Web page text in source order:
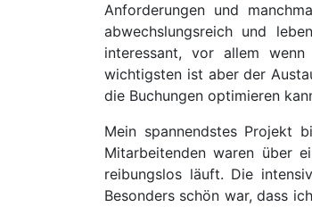
Anforderungen und
abwechslungsreich und
interessant, vor allem
wichtigsten ist aber der
die Buchungen optimieren
Mein spannendstes Projekt
Mitarbeitenden waren über
reibungslos läuft. Die
Besonders schön war, dass